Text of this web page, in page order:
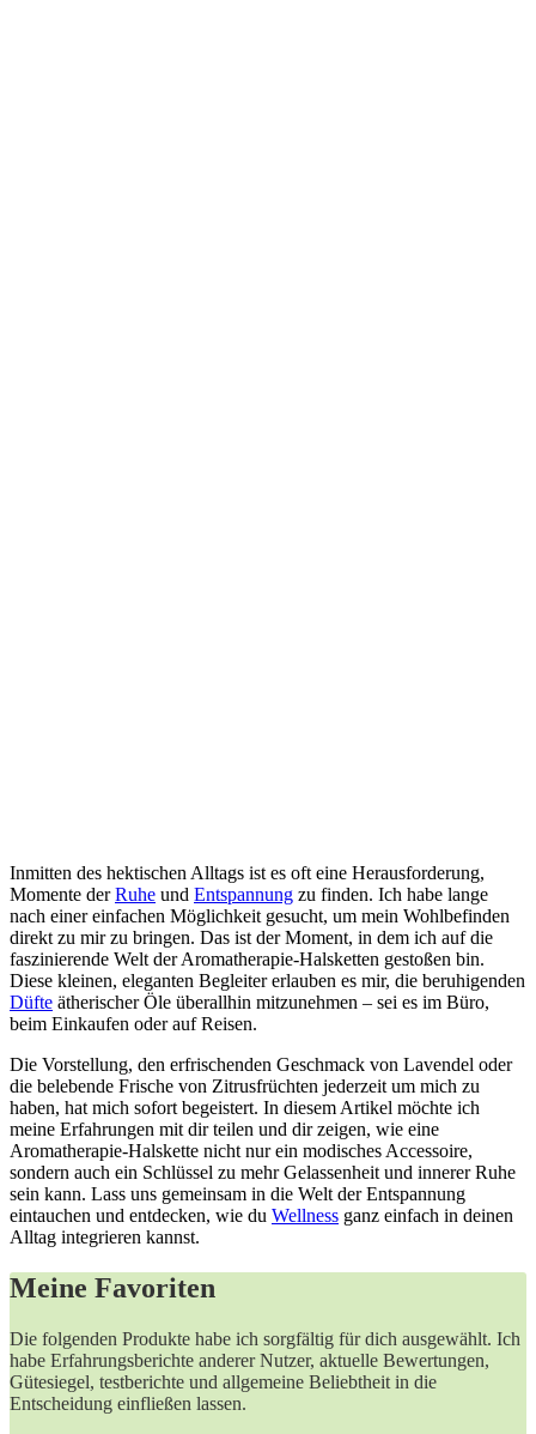
Inmitten des hektischen Alltags‌ ist es oft eine Herausforderung,
Momente⁣ derRuhe und Entspannung ​zu finden. ⁣Ich⁢ habe lange
nach einer einfachen Möglichkeit gesucht, um mein‍ Wohlbefinden
direkt zu mir zu bringen. Das⁢ ist der Moment, in dem ich ⁢auf die
faszinierende Welt der Aromatherapie-Halsketten​ gestoßen ⁣bin.
Diese kleinen, eleganten Begleiter erlauben es mir, die‌ beruhigenden
Düfte ätherischer Öle überallhin mitzunehmen – sei es im Büro,
beim Einkaufen oder⁢ auf Reisen.
Die Vorstellung, ‌den erfrischenden Geschmack von Lavendel ‌oder
die belebende ​Frische von Zitrusfrüchten jederzeit um mich zu
haben, hat mich sofort begeistert. In diesem Artikel möchte ich
meine Erfahrungen mit dir teilen und dir zeigen, wie eine
Aromatherapie-Halskette nicht nur ein modisches Accessoire,
⁢sondern auch ein Schlüssel zu mehr Gelassenheit und innerer Ruhe
sein kann. Lass uns gemeinsam in die Welt der Entspannung
eintauchen und entdecken, wie ⁤du‌ Wellness ganz‌ einfach in deinen
Alltag integrieren kannst.
Meine Favoriten
Die‍ folgenden Produkte habe ich sorgfältig für dich ausgewählt. Ich
habe Erfahrungsberichte anderer Nutzer, aktuelle⁣ Bewertungen,
Gütesiegel, testberichte und allgemeine Beliebtheit in⁤ die
‍Entscheidung einfließen lassen.